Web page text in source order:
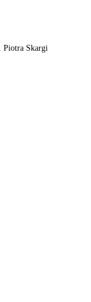
Piotra Skargi